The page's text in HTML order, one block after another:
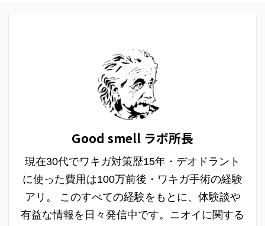
Good smell ラボ所長
現在30代でワキガ対策歴15年・デオドラント
に使った費用は100万前後・ワキガ手術の経験
アリ。 このすべての経験をもとに、体験談や
有益な情報を日々発信中です。ニオイに関する